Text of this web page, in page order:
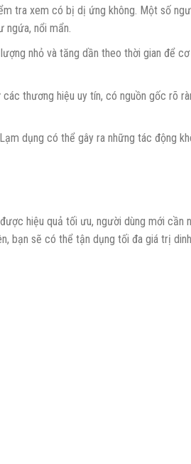
tra xem có bị dị ứng không. Một số
ngứa, nổi mẩn.
nhỏ và tăng dần theo thời gian để
thương hiệu uy tín, có nguồn gốc rõ
dụng có thể gây ra những tác động
hiệu quả tối ưu, người dùng mới cần
bạn sẽ có thể tận dụng tối đa giá trị dinh